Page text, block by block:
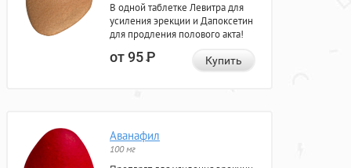
В одной таблетке Левитра для
усиления эрекции и Дапоксетин
для продления полового акта!
от 95Р Купить
Аванафил
100 мг